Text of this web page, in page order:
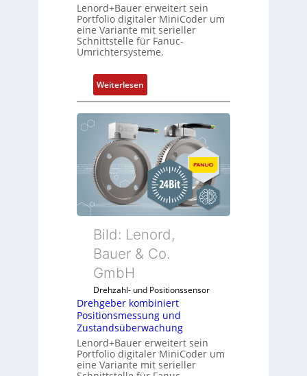
Lenord+Bauer erweitert sein
Portfolio digitaler MiniCoder um
eine Variante mit serieller
Schnittstelle für Fanuc-
Umrichtersysteme.
Weiterlesen:
D
r
e
g
e
b
e
r
o
m
n
i
e
r
t
P
Bild: Lenord,
Bauer & Co.
GmbH
Drehzahl- und Positionssensor
Drehgeber kombiniert
Positionsmessung und
Zustandsüberwachung
Lenord+Bauer erweitert sein
Portfolio digitaler MiniCoder um
eine Variante mit serieller